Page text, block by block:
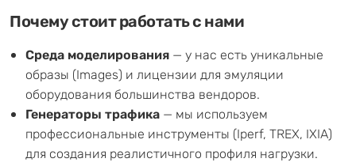
Почему стоит работать с нами
Среда моделирования — у нас есть уникальные
образы (Images) и лицензии для эмуляции
оборудования большинства вендоров.
Генераторы трафика — мы используем
профессиональные инструменты (Iperf, TREX, IXIA)
для создания реалистичного профиля нагрузки.